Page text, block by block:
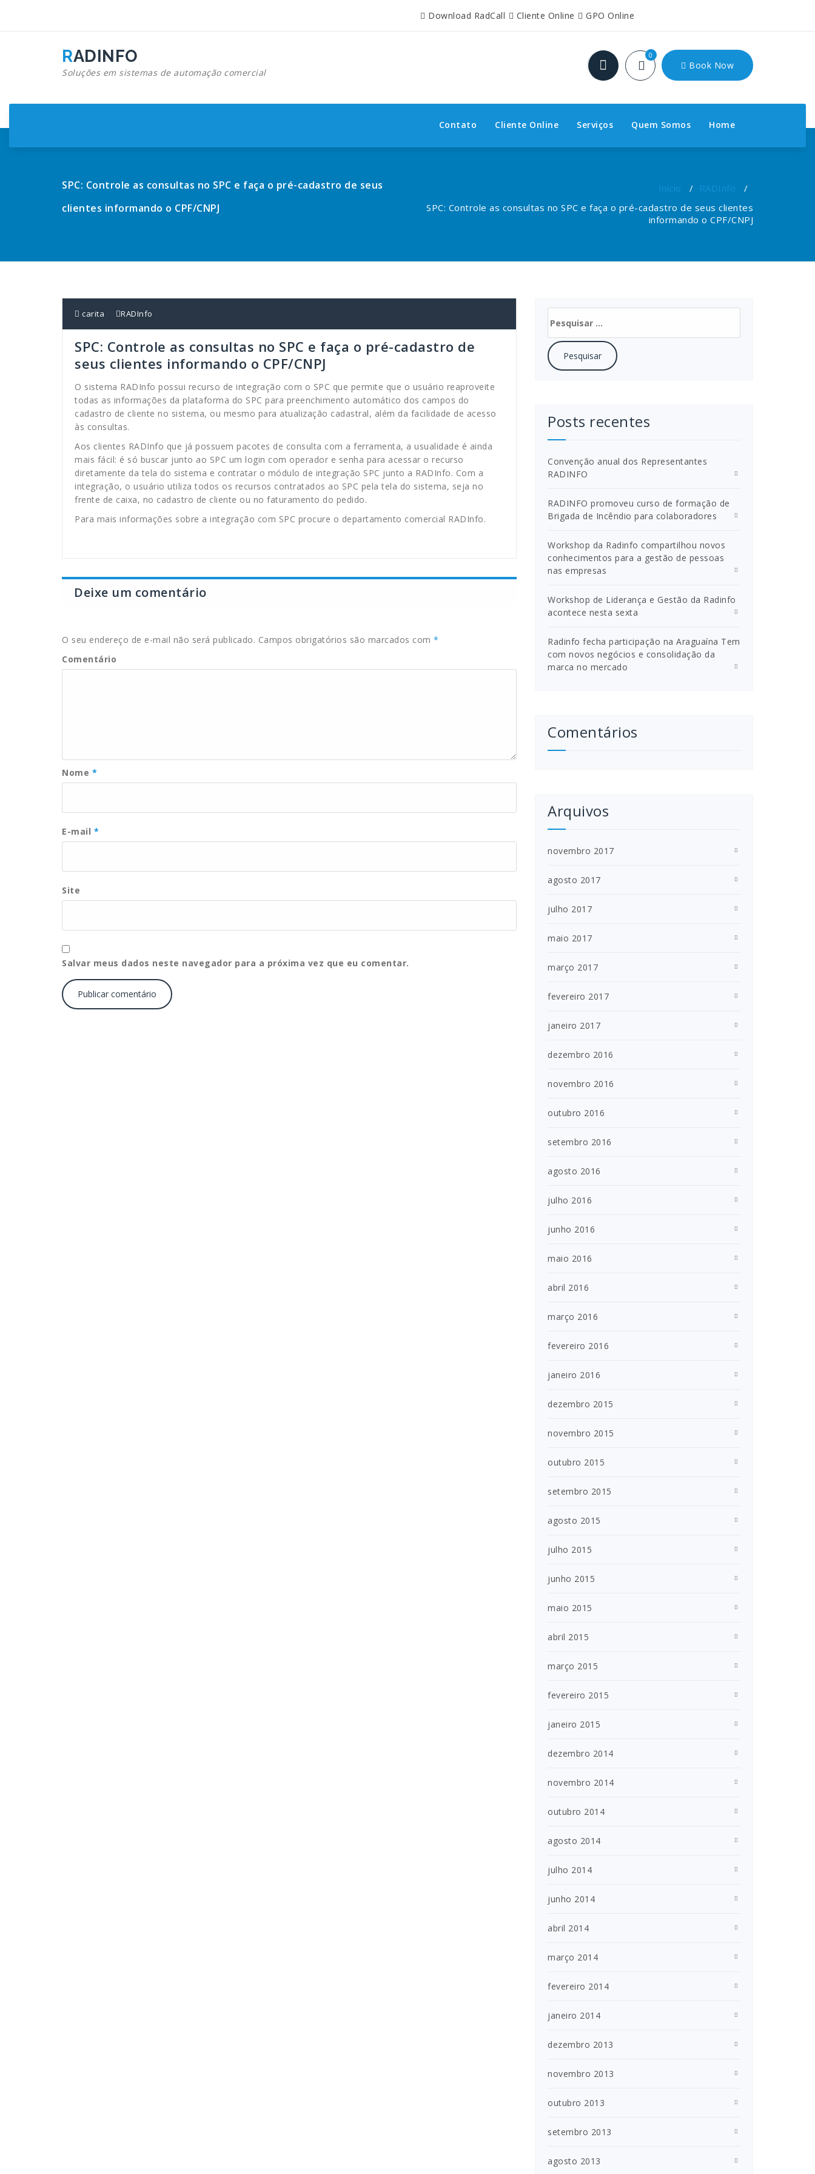
o
Download RadCall Cliente Online GPO Online
RADINFO
Soluções em sistemas de automação comercial
0
Book Now
Home
Quem Somos
Serviços
Cliente Online
Contato
SPC: Controle as consultas no SPC e faça o pré-cadastro de seus
clientes informando o CPF/CNPJ
Início / RADInfo /
SPC: Controle as consultas no SPC e faça o pré-cadastro de seus clientes
informando o CPF/CNPJ
carita RADInfo
SPC: Controle as consultas no SPC e faça o pré-cadastro de
seus clientes informando o CPF/CNPJ
O sistema RADInfo possui recurso de integração com o SPC que permite que o usuário reaproveite
todas as informações da plataforma do SPC para preenchimento automático dos campos do
cadastro de cliente no sistema, ou mesmo para atualização cadastral, além da facilidade de acesso
às consultas.
Aos clientes RADInfo que já possuem pacotes de consulta com a ferramenta, a usualidade é ainda
mais fácil: é só buscar junto ao SPC um login com operador e senha para acessar o recurso
diretamente da tela do sistema e contratar o módulo de integração SPC junto a RADInfo. Com a
integração, o usuário utiliza todos os recursos contratados ao SPC pela tela do sistema, seja no
frente de caixa, no cadastro de cliente ou no faturamento do pedido.
Para mais informações sobre a integração com SPC procure o departamento comercial RADInfo.
Deixe um comentário
O seu endereço de e-mail não será publicado. Campos obrigatórios são marcados com *
Comentário
Nome *
E-mail *
Site
Salvar meus dados neste navegador para a próxima vez que eu comentar.
por:
Posts recentes
Convenção anual dos Representantes
RADINFO
RADINFO promoveu curso de formação de
Brigada de Incêndio para colaboradores
Workshop da Radinfo compartilhou novos
conhecimentos para a gestão de pessoas
nas empresas
Workshop de Liderança e Gestão da Radinfo
acontece nesta sexta
Radinfo fecha participação na Araguaína Tem
com novos negócios e consolidação da
marca no mercado
Comentários
Arquivos
novembro 2017
agosto 2017
julho 2017
maio 2017
março 2017
fevereiro 2017
janeiro 2017
dezembro 2016
novembro 2016
outubro 2016
setembro 2016
agosto 2016
julho 2016
junho 2016
maio 2016
abril 2016
março 2016
fevereiro 2016
janeiro 2016
dezembro 2015
novembro 2015
outubro 2015
setembro 2015
agosto 2015
julho 2015
junho 2015
maio 2015
abril 2015
março 2015
fevereiro 2015
janeiro 2015
dezembro 2014
novembro 2014
outubro 2014
agosto 2014
julho 2014
junho 2014
abril 2014
março 2014
fevereiro 2014
janeiro 2014
dezembro 2013
novembro 2013
outubro 2013
setembro 2013
agosto 2013